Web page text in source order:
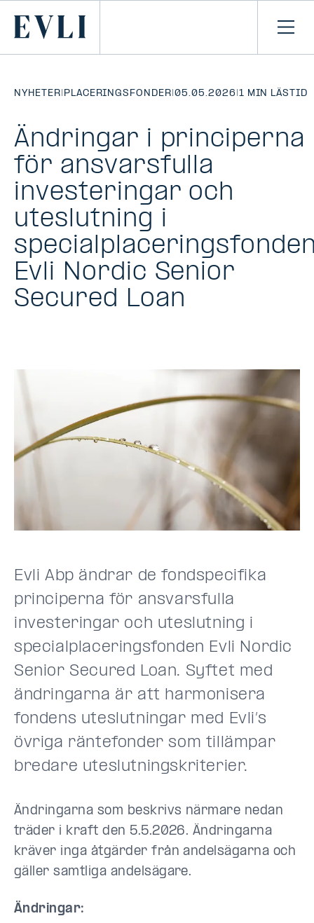
Primary
NYHETER| PLACERINGSFONDER|05.05.2026 |1 MIN LÄSTID
Ändringar i principerna
för ansvarsfulla
investeringar och
uteslutning i
Evli Nordic Senior
Secured Loan
Evli Abp ändrar de fondspecifika
principerna för ansvarsfulla
investeringar och uteslutning i
specialplaceringsfonden Evli Nordic
Senior Secured Loan. Syftet med
ändringarna är att harmonisera
fondens uteslutningar med Evli’s
övriga räntefonder som tillämpar
bredare uteslutningskriterier.
Ändringarna som beskrivs närmare nedan
träder i kraft den 5.5.2026. Ändringarna
kräver inga åtgärder från andelsägarna och
gäller samtliga andelsägare.
Ändringar: